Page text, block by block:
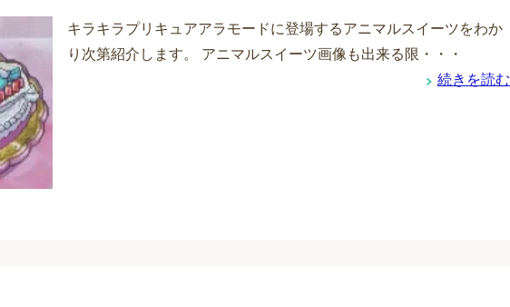
キラキラプリキュアアラモードに登場するアニマルスイーツをわか
り次第紹介します。 アニマルスイーツ画像も出来る限・・・
続きを読む